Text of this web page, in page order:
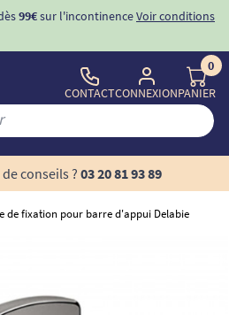
99€sur l'incontinenceVoir conditions
CONTACTCONNEXION
0
PANIER
conseils ? 03 20 81 93 89
de fixation pour barre d'appui Delabie